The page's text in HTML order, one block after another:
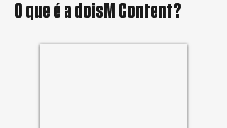
O que é a doisM Content?